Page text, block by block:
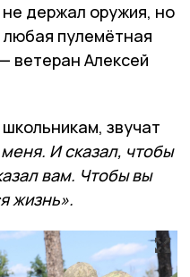
держал оружия, но
пулемётная
ветеран Алексей
звучат
И сказал, чтобы
вам. Чтобы вы
жизнь».